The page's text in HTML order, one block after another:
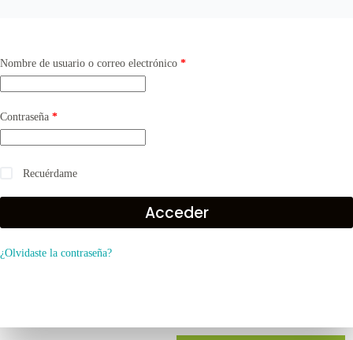
Nombre de usuario o correo electrónico *
Contraseña *
Recuérdame
Acceder
¿Olvidaste la contraseña?